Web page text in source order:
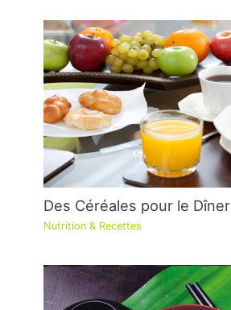
Des Céréales pour le Dîner
Nutrition & Recettes